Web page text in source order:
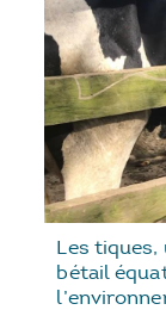
Les tiques,
bétail